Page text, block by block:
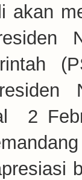
akan
2 F